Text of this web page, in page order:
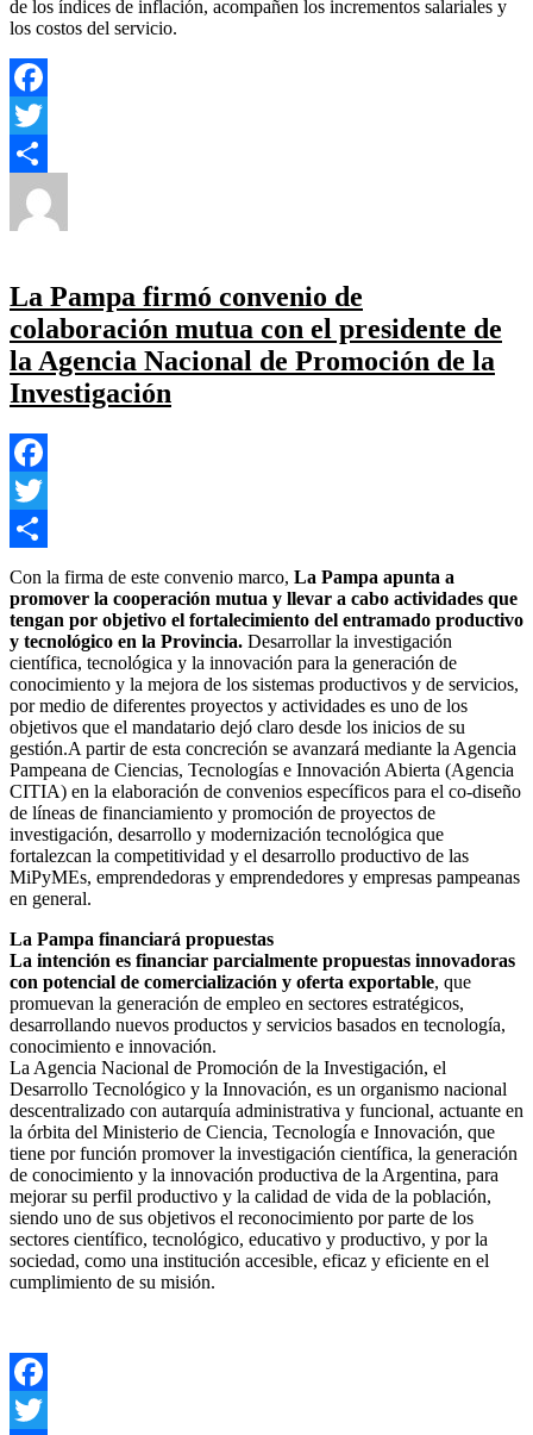
de los índices de inflación, acompañen los incrementos salariales y
los costos del servicio.
Facebook
Twitter
Compartir
Fondo
Compensador
y
la
luz
un
34%.
La Pampa firmó convenio de
colaboración mutua con el presidente de
la Agencia Nacional de Promoción de la
Investigación
Facebook
Twitter
Compartir
Con la firma de este convenio marco, La Pampa apunta a
promover la cooperación mutua y llevar a cabo actividades que
tengan por objetivo el fortalecimiento del entramado productivo
y tecnológico en la Provincia. Desarrollar la investigación
científica, tecnológica y la innovación para la generación de
conocimiento y la mejora de los sistemas productivos y de servicios,
por medio de diferentes proyectos y actividades es uno de los
objetivos que el mandatario dejó claro desde los inicios de su
gestión.A partir de esta concreción se avanzará mediante la Agencia
Pampeana de Ciencias, Tecnologías e Innovación Abierta (Agencia
CITIA) en la elaboración de convenios específicos para el co-diseño
de líneas de financiamiento y promoción de proyectos de
investigación, desarrollo y modernización tecnológica que
fortalezcan la competitividad y el desarrollo productivo de las
MiPyMEs, emprendedoras y emprendedores y empresas pampeanas
en general.
La Pampa financiará propuestas
La intención es financiar parcialmente propuestas innovadoras
con potencial de comercialización y oferta exportable, que
promuevan la generación de empleo en sectores estratégicos,
desarrollando nuevos productos y servicios basados en tecnología,
conocimiento e innovación.
La Agencia Nacional de Promoción de la Investigación, el
Desarrollo Tecnológico y la Innovación, es un organismo nacional
descentralizado con autarquía administrativa y funcional, actuante en
la órbita del Ministerio de Ciencia, Tecnología e Innovación, que
tiene por función promover la investigación científica, la generación
de conocimiento y la innovación productiva de la Argentina, para
mejorar su perfil productivo y la calidad de vida de la población,
siendo uno de sus objetivos el reconocimiento por parte de los
sectores científico, tecnológico, educativo y productivo, y por la
sociedad, como una institución accesible, eficaz y eficiente en el
cumplimiento de su misión.
Facebook